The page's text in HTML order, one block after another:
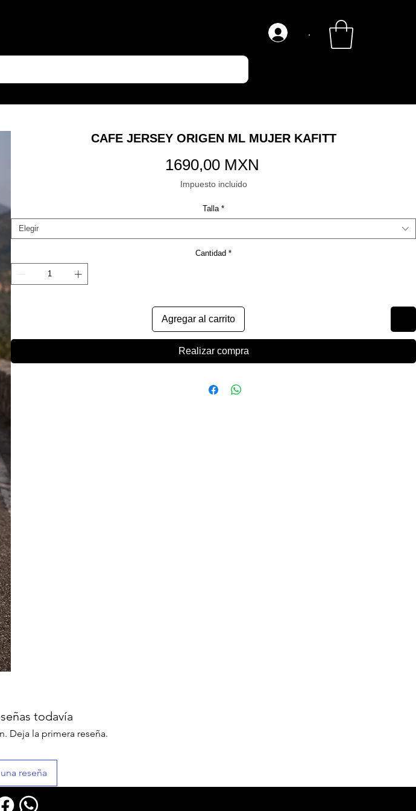
.
CAFE JERSEY ORIGEN ML MUJER KAFITT
1690,00 MXN
Impuesto incluido
Talla *
Elegir
Cantidad *
Agregar al carrito
Realizar compra
todavía
Deja la primera reseña.
reseña